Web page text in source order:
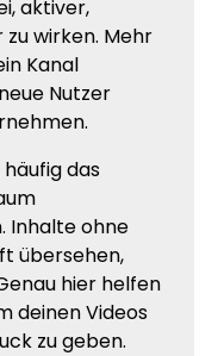
aktiver,
wirken. Mehr
Kanal
Nutzer
das
Inhalte ohne
übersehen,
hier helfen
deinen Videos
zu geben.